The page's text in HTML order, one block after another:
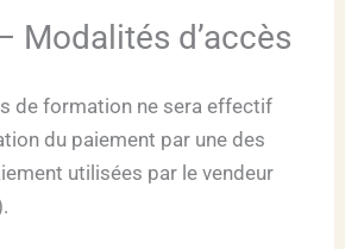
Modalités d’accès
de formation ne sera effectif
du paiement par une des
utilisées par le vendeur